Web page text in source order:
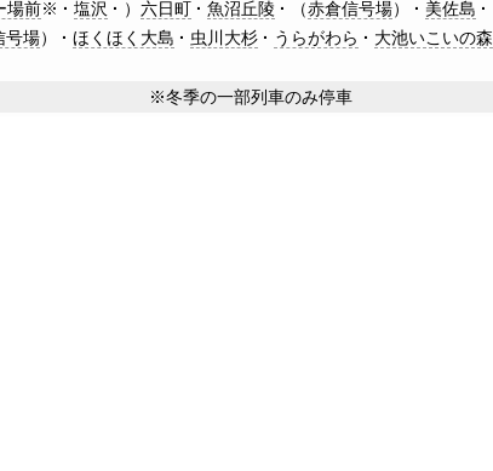
場前※ 塩沢 ）六日町 魚沼丘陵 （赤倉信号場） 美佐島
号場） ほくほく大島 虫川大杉 うらがわら 大池いこいの森
※冬季の一部列車のみ停車